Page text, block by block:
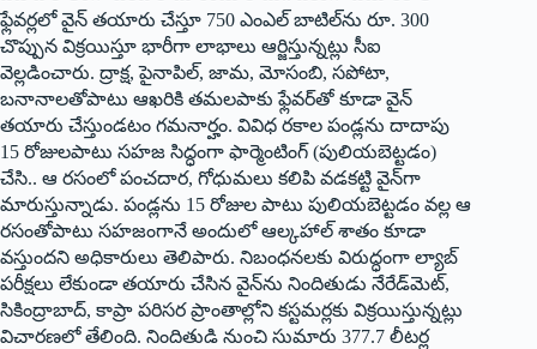
ఫ్లేవర్లలో వైన్‌ ‌తయారు చేస్తూ 750 ఎంఎల్‌ ‌బాటిల్‌ను రూ. 300
చొప్పున విక్రయిస్తూ భారీగా లాభాలు ఆర్జిస్తున్నట్లు సీఐ
వెల్లడించారు. ద్రాక్ష, పైనాపిల్‌, ‌జామ, మోసంబి, సపోటా,
బనానాలతోపాటు ఆఖరికి తమలపాకు ఫ్లేవర్‌తో కూడా వైన్‌
‌తయారు చేస్తుండటం గమనార్హం. వివిధ రకాల పండ్లను దాదాపు
15 రోజులపాటు సహజ సిద్ధంగా ఫార్మెంటింగ్‌ (‌పులియబెట్టడం)
చేసి.. ఆ రసంలో పంచదార, గోధుమలు కలిపి వడకట్టి వైన్‌గా
మారుస్తున్నాడు. పండ్లను 15 రోజుల పాటు పులియబెట్టడం వల్ల ఆ
రసంతోపాటు సహజంగానే అందులో ఆల్కహాల్‌ ‌శాతం కూడా
వస్తుందని అధికారులు తెలిపారు. నిబంధనలకు విరుద్ధంగా ల్యాబ్‌
‌పరీక్షలు లేకుండా తయారు చేసిన వైన్‌ను నిందితుడు నేరేడ్‌మెట్‌,
‌సికింద్రాబాద్‌, ‌కాప్రా పరిసర ప్రాంతాల్లోని కస్టమర్లకు విక్రయిస్తున్నట్లు
విచారణలో తేలింది. నిందితుడి నుంచి సుమారు 377.7 లీటర్ల